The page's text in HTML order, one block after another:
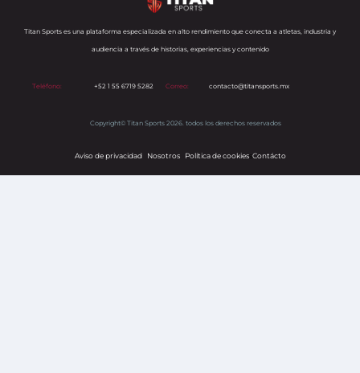
Titan Sports es una plataforma especializada en alto rendimiento que conecta a atletas, industria y
audiencia a través de historias, experiencias y contenido
Teléfono: +52 1 55 6719 5282 Correo: contacto@titansports.mx
Copyright© Titan Sports 2026. todos los derechos reservados
Aviso de privacidad Nosotros Política de cookiess Contácto